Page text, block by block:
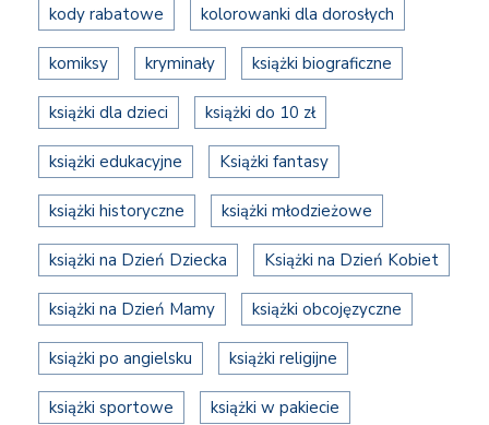
kody rabatowe kolorowanki dla dorosłych
komiksy kryminały książki biograficzne
książki dla dzieci książki do 10 zł
książki edukacyjne Książki fantasy
książki historyczne książki młodzieżowe
książki na Dzień Dziecka Książki na Dzień Kobiet
książki na Dzień Mamy książki obcojęzyczne
książki po angielsku książki religijne
książki sportowe książki w pakiecie